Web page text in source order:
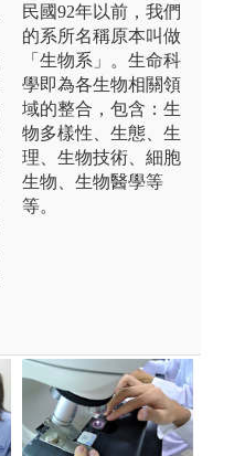
民國92年以前，我們
的系所名稱原本叫做
「生物系」。生命科
學即為各生物相關領
域的整合，包含：生
物多樣性、生態、生
理、生物技術、細胞
生物、生物醫學等
等。